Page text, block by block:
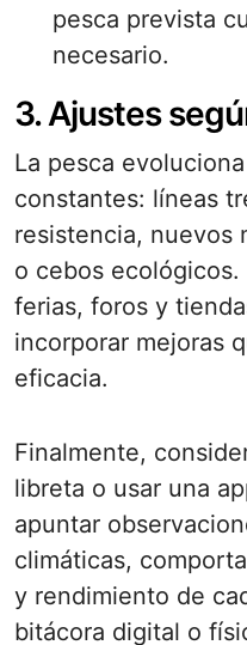
pesca prevista
necesario.
3. Ajustes
La pesca
constantes: líneas
resistencia, nuevos
o cebos
ferias, foros y
incorporar mejoras
eficacia.
Finalmente,
libreta o usar una
apuntar
climáticas,
y rendimiento de
bitácora digital o